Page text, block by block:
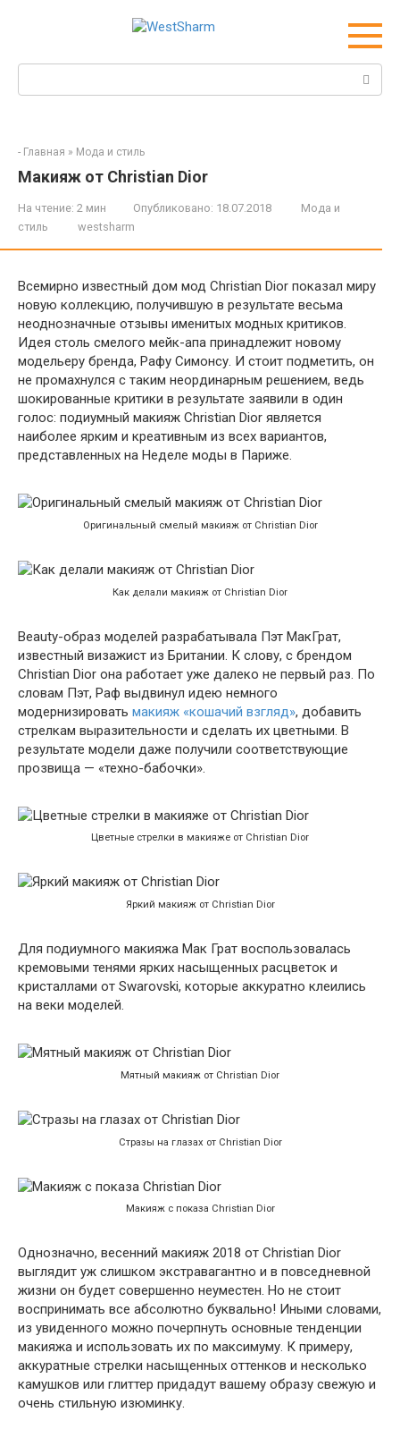
- Главная » Мода и стиль
Макияж от Christian Dior
На чтение: 2 мин Опубликовано: 18.07.2018
Мода и
стиль
westsharm
Всемирно известный дом мод Christian Dior показал миру
новую коллекцию, получившую в результате весьма
неоднозначные отзывы именитых модных критиков.
Идея столь смелого мейк-апа принадлежит новому
модельеру бренда, Рафу Симонсу. И стоит подметить, он
не промахнулся с таким неординарным решением, ведь
шокированные критики в результате заявили в один
голос: подиумный макияж Christian Dior является
наиболее ярким и креативным из всех вариантов,
представленных на Неделе моды в Париже.
Оригинальный смелый макияж от Christian Dior
Как делали макияж от Christian Dior
Beauty-образ моделей разрабатывала Пэт МакГрат,
известный визажист из Британии. К слову, с брендом
Christian Dior она работает уже далеко не первый раз. По
словам Пэт, Раф выдвинул идею немного
модернизировать макияж «кошачий взгляд», добавить
стрелкам выразительности и сделать их цветными. В
результате модели даже получили соответствующие
прозвища — «техно-бабочки».
Цветные стрелки в макияже от Christian Dior
Яркий макияж от Christian Dior
Для подиумного макияжа Мак Грат воспользовалась
кремовыми тенями ярких насыщенных расцветок и
кристаллами от Swarovski, которые аккуратно клеились
на веки моделей.
Мятный макияж от Christian Dior
Стразы на глазах от Christian Dior
Макияж с показа Christian Dior
Однозначно, весенний макияж 2018 от Christian Dior
выглядит уж слишком экстравагантно и в повседневной
жизни он будет совершенно неуместен. Но не стоит
воспринимать все абсолютно буквально! Иными словами,
из увиденного можно почерпнуть основные тенденции
макияжа и использовать их по максимуму. К примеру,
аккуратные стрелки насыщенных оттенков и несколько
камушков или глиттер придадут вашему образу свежую и
очень стильную изюминку.